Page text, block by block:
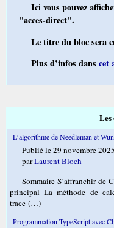
Ici vous pouvez
"acces-direct".
Le titre du bloc sera
Plus d’infos dans cet
L’algorithme de Needleman et
Publié le 29 novembre 2025
parLaurent Bloch
Sommaire S’affranchir de
principal La méthode de
trace (…)
Programmation TypeScript avec